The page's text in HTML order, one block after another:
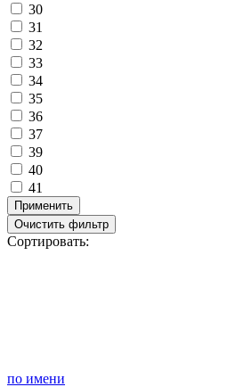
30
31
32
33
34
35
36
37
39
40
41
Применить
Очистить фильтр
Сортировать:
по имени